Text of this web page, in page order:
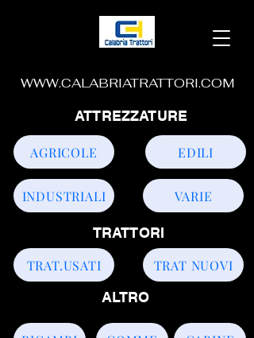
WWW.CALABRIATRATTORI.COM
TRAT.USATI TRAT NUOVI
INDUSTRIALI
AGRICOLE EDILI
VARIE
ATTREZZATURE
TRATTORI
ALTRO